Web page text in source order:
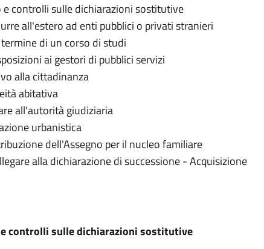
controlli sulle dichiarazioni sostitutive
all'estero ad enti pubblici o privati stranieri
di un corso di studi
ai gestori di pubblici servizi
alla cittadinanza
abitativa
all'autorità giudiziaria
urbanistica
dell'Assegno per il nucleo familiare
alla dichiarazione di successione - Acquisizione
controlli sulle dichiarazioni sostitutive